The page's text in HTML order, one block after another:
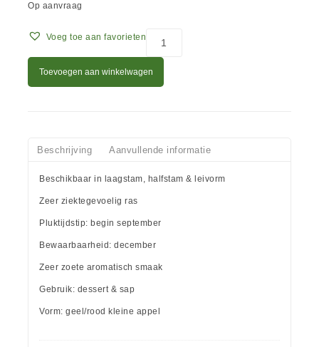
Op aanvraag
Voeg toe aan favorieten
Toevoegen aan winkelwagen
Beschrijving Aanvullende informatie
Beschikbaar in laagstam, halfstam & leivorm
Zeer ziektegevoelig ras
Pluktijdstip: begin september
Bewaarbaarheid: december
Zeer zoete aromatisch smaak
Gebruik: dessert & sap
Vorm: geel/rood kleine appel